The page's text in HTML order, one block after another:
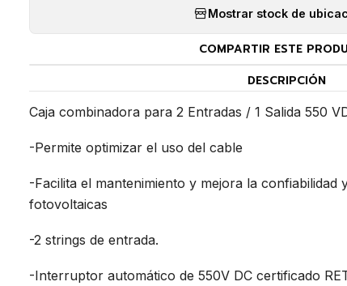
Mostrar stock de
COMPARTIR ESTE
DESCRIPCIÓN
Caja combinadora para 2 Entradas / 1 Salida 550
-Permite optimizar el uso del cable
-Facilita el mantenimiento y mejora la confiabilidad
fotovoltaicas
-2 strings de entrada.
-Interruptor automático de 550V DC certificado